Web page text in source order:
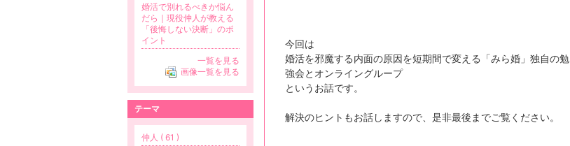
今回は
婚活を邪魔する内面の原因を短期間で変える「みら婚」独自の勉
強会とオンライングループ
というお話です。
解決のヒントもお話しますので、是非最後までご覧ください。
婚活で別れるべきか悩ん
だら｜現役仲人が教える
「後悔しない決断」のポ
イント
一覧を見る
画像一覧を見る
テーマ
仲人 ( 61 )